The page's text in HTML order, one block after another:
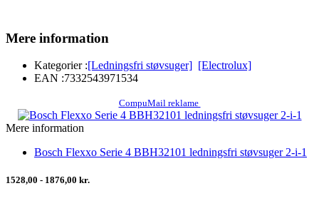
Mere information
Kategorier :[Ledningsfri støvsuger] [Electrolux]
EAN :7332543971534
CompuMail reklame
Mere information
Bosch Flexxo Serie 4 BBH32101 ledningsfri støvsuger 2-i-1
1528,00 - 1876,00 kr.